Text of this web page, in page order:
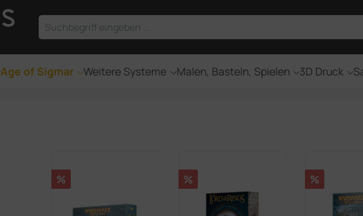
Age of Sigmar Weitere Systeme Malen, Basteln, Spielen 3D Druck
Rabatt
% Rabatt
% Rabatt
%